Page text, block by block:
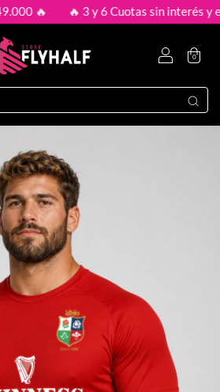
🔥 3 y 6 Cuotas sin interés y envío
0